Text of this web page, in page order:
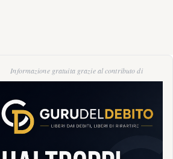
Informazione gratuita grazie al contributo di